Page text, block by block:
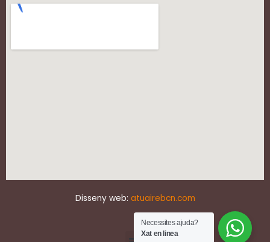
Disseny web: atuairebcn.com
Necessites ajuda?
Xat en linea